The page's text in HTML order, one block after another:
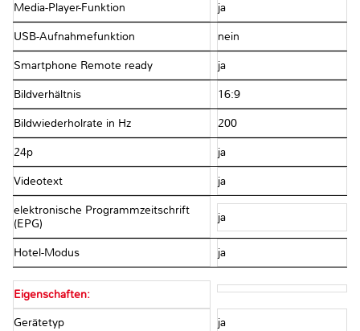
Media-Player-Funktion ja
USB-Aufnahmefunktion nein
Smartphone Remote ready ja
Bildverhältnis 16:9
Bildwiederholrate in Hz 200
24p ja
Videotext ja
elektronische Programmzeitschrift
(EPG)
ja
Hotel-Modus ja
Eigenschaften:
Gerätetyp ja